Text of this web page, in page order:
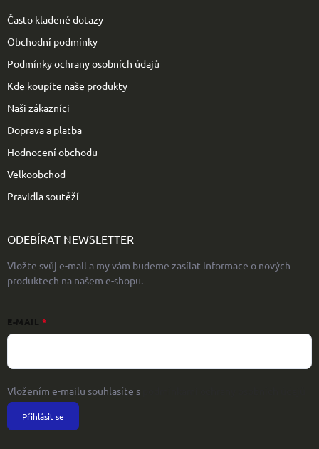
Často kladené dotazy
Obchodní podmínky
Podmínky ochrany osobních údajů
Kde koupíte naše produkty
Naši zákazníci
Doprava a platba
Hodnocení obchodu
Velkoobchod
Pravidla soutěží
ODEBÍRAT NEWSLETTER
Vložte svůj e-mail a my vám budeme zasílat informace o nových
produktech na našem e-shopu.
E-MAIL
Vložením e-mailu souhlasíte s
Přihlásit se